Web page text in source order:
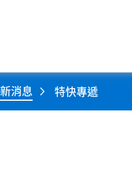
消息 特快專遞